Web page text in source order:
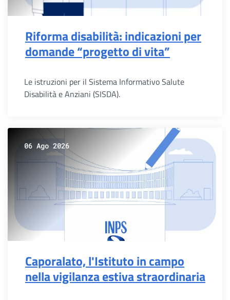
Riforma disabilità: indicazioni per
domande “progetto di vita”
Le istruzioni per il Sistema Informativo Salute
Disabilità e Anziani (SISDA).
06 Ago 2026
Caporalato, l'Istituto in campo
nella vigilanza estiva straordinaria